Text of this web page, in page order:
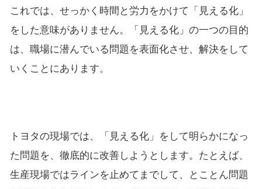
これでは、せっかく時間と労力をかけて「見える化」
をした意味がありません。「見える化」の一つの目的
は、職場に潜んでいる問題を表面化させ、解決をして
いくことにあります。
トヨタの現場では、「見える化」をして明らかになっ
た問題を、徹底的に改善しようとします。たとえば、
生産現場ではラインを止めてまでして、とことん問題